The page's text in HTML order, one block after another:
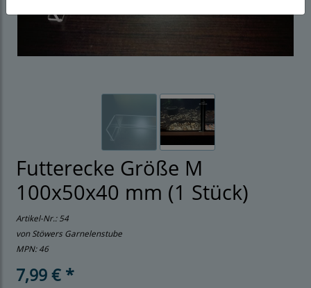
Futterecke Größe M
100x50x40 mm (1 Stück)
Artikel-Nr.:54
von Stöwers Garnelenstube
MPN: 46
7,99 € *